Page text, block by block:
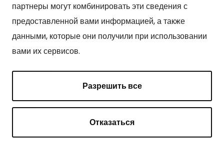
партнеры могут комбинировать эти сведения с
предоставленной вами информацией, а также
данными, которые они получили при использовании
вами их сервисов.
Разрешить все
Отказаться
Y-tunnus 0164690-3
Cтраницы
Туризм